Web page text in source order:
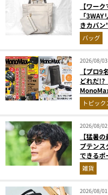
【ワー
「
きカバ
バッグ
2026/08/
【プロ
どれだ!?
トピック
2026/08/
【猛暑
プテンス
できる
増刊付録
雑貨
2026/08/